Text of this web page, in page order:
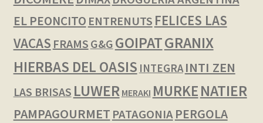
EL PEONCITO ENTRENUTS FELICES LAS
VACAS FRAMS G&G GOIPATGRANIX
HIERBAS DEL OASIS INTEGRA INTI ZEN
LAS BRISAS LUWER MERAKI MURKENATIER
PAMPAGOURMET PATAGONIA PERGOLA